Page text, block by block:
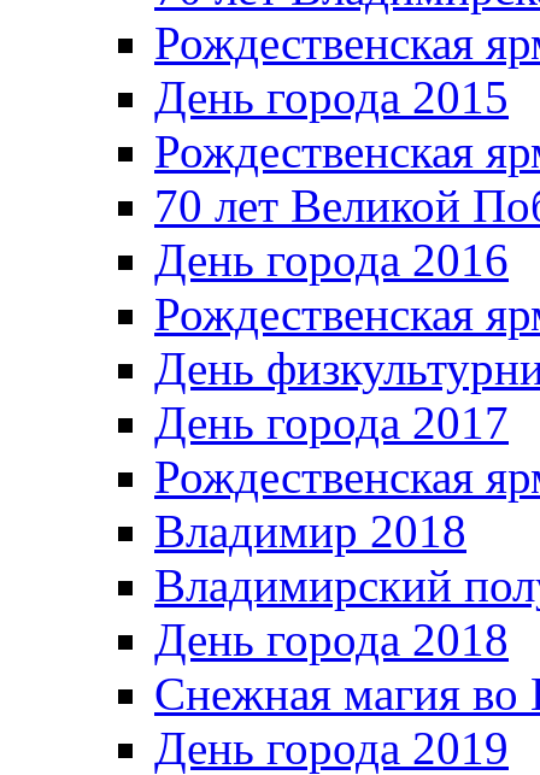
Рождественская
День города 2015
Рождественская
70 лет Великой
День города 2016
Рождественская
День
День города 2017
Рождественская
Владимир 2018
Владимирский
День города 2018
Снежная магия во
День города 2019